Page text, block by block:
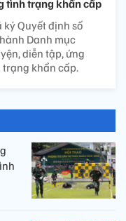
tình trạng khẩn cấp
ký Quyết định số
Danh mục
diễn tập, ứng
khẩn cấp.